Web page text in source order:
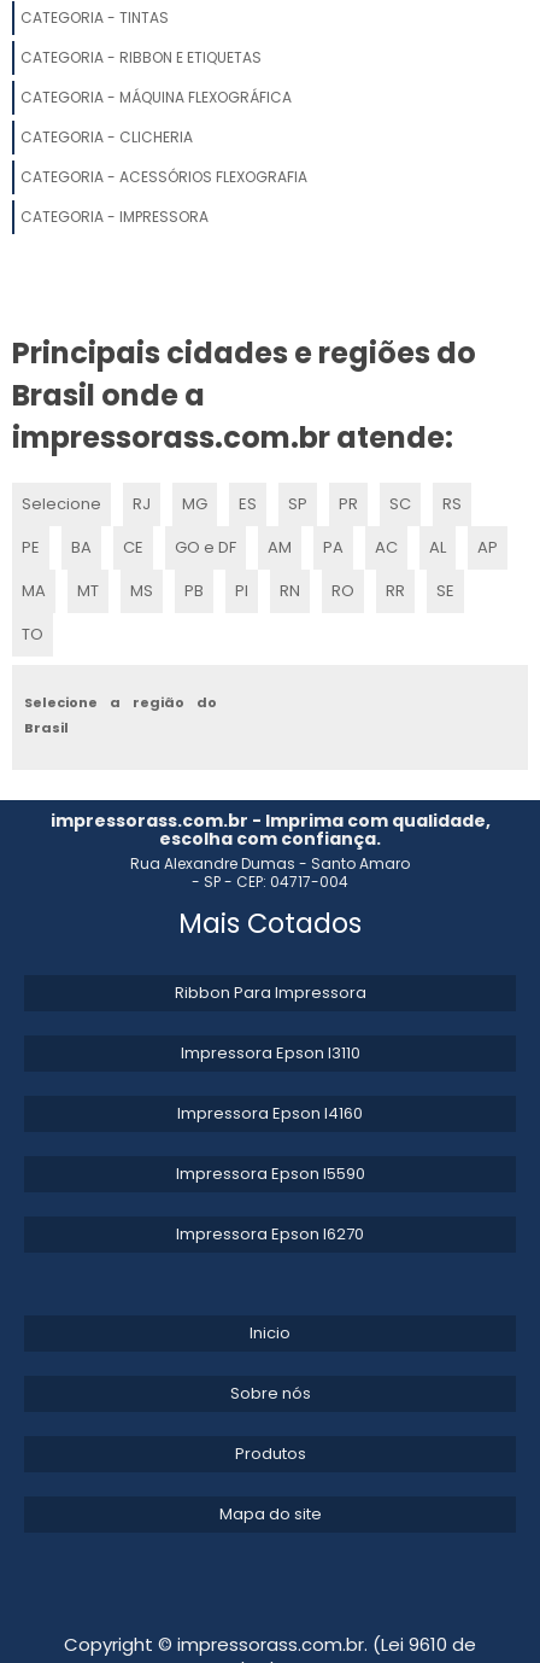
CLICHÊ DE FLEXOGRAFIA ONDE COMPRAR
CLICHERIA COMPLETA
CLICHÊ PRODUÇÃO GRÁFICA
CLICHÊ PARA GRÁFICA
CLICHÊ PARA IMPRESSÃO FLEXOGRÁFICA
CLICHÊ PARA IMPRESSÃO GRÁFICA
CLICHÊ RELEVO SECO
CLICHÊ FLEXOGRAFIA
CLICHERIA FLEXOGRÁFICA
FÁBRICA DE CLICHÊ PARA GRÁFICA
CONFECÇÃO CLICHÊ IMPRESSÃO GRÁFICA
CATEGORIA - TINTAS
CATEGORIA - RIBBON E ETIQUETAS
CATEGORIA - MÁQUINA FLEXOGRÁFICA
CATEGORIA - CLICHERIA
CATEGORIA - ACESSÓRIOS FLEXOGRAFIA
CATEGORIA - IMPRESSORA
Principais cidades e regiões do
Brasil onde a
impressorass.com.br atende:
Selecione RJ MG ES SP PR SC
RS
PE
BA CE GO e DF AM PA AC AL
AP
MA
MT MS PB PI RN RO RR
SE
TO
Selecione a região do
Brasil
impressorass.com.br - Imprima com qualidade,
escolha com confiança.
Rua Alexandre Dumas - Santo Amaro
- SP - CEP: 04717-004
Mais Cotados
Ribbon Para Impressora
Impressora Epson l3110​
Impressora Epson l4160​
Impressora Epson l5590​
Impressora Epson l6270​
Inicio
Sobre nós
Produtos
Mapa do site
Copyright © impressorass.com.br. (Lei 9610 de